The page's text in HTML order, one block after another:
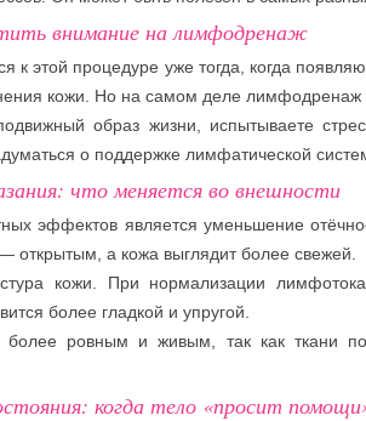
внимание на лимфодренаж
к этой процедуре уже тогда, когда
кожи. Но на самом деле лимфодренаж
образ жизни, испытываете
о поддержке лимфатической
что меняется во внешности
эффектов является уменьшение
открытым, а кожа выглядит более свежей.
кожи. При нормализации
более гладкой и упругой.
более ровным и живым, так как ткани
когда тело «просит